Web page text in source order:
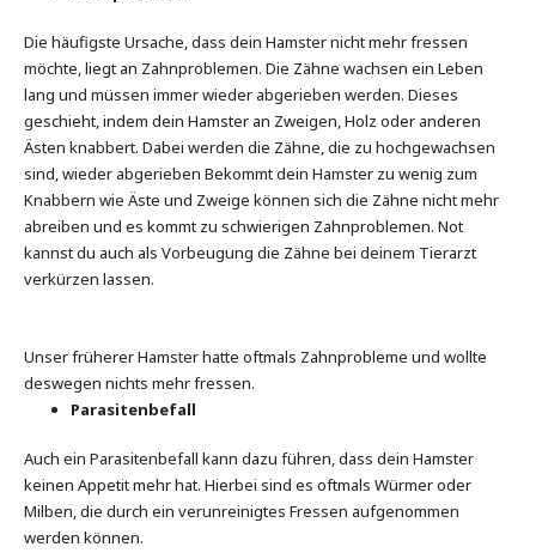
Die häufigste Ursache, dass dein Hamster nicht mehr fressen
möchte, liegt an Zahnproblemen. Die Zähne wachsen ein Leben
lang und müssen immer wieder abgerieben werden. Dieses
geschieht, indem dein Hamster an Zweigen, Holz oder anderen
Ästen knabbert. Dabei werden die Zähne, die zu hochgewachsen
sind, wieder abgerieben Bekommt dein Hamster zu wenig zum
Knabbern wie Äste und Zweige können sich die Zähne nicht mehr
abreiben und es kommt zu schwierigen Zahnproblemen. Not
kannst du auch als Vorbeugung die Zähne bei deinem Tierarzt
verkürzen lassen.
Unser früherer Hamster hatte oftmals Zahnprobleme und wollte
deswegen nichts mehr fressen.
Parasitenbefall
Auch ein Parasitenbefall kann dazu führen, dass dein Hamster
keinen Appetit mehr hat. Hierbei sind es oftmals Würmer oder
Milben, die durch ein verunreinigtes Fressen aufgenommen
werden können.